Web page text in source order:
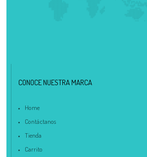
CONOCE NUESTRA MARCA
Home
Contáctanos
Tienda
Carrito